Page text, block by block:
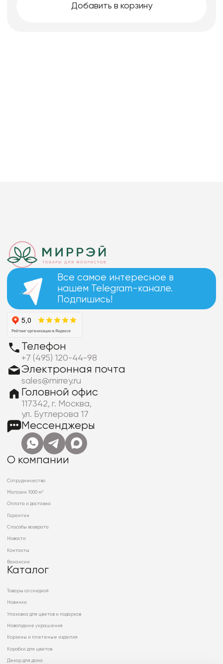
Добавить в корзину
Все самое интересное в
нашем Telegram-канале.
Подпишись!
Телефон
+7 (495) 120-44-98
Электронная почта
sales@mirrey.ru
Головной офис
117342, г. Москва,
ул. Бутлерова 17
Мессенджеры
О компании
Сотрудничество
Магазин 1000 м²
Оплата и доставка
Гарантии
Способы возврата
Новости
Контакты
Вакансии
Каталог
Товары со скидкой
Новинки
Упаковка для цветов и подарков
Новогодние украшения
Корзины и плетеные изделия
Коробки для цветов
Декор для дома